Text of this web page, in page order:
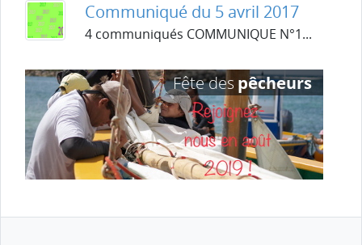
Communiqué du 5 avril 2017
4 communiqués COMMUNIQUE N°1...